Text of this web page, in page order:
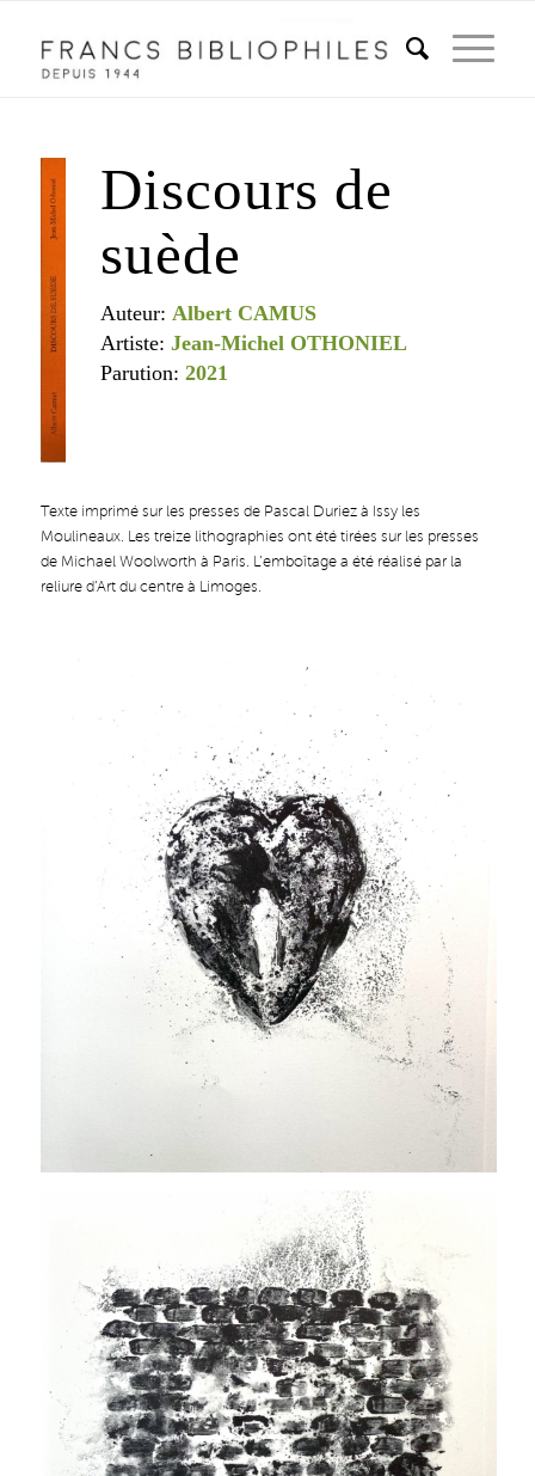
Discours de
suède
Auteur: Albert CAMUS
Artiste: Jean-Michel OTHONIEL
Parution: 2021
Texte imprimé sur les presses de Pascal Duriez à Issy les
Moulineaux. Les treize lithographies ont été tirées sur les presses
de Michael Woolworth à Paris. L’emboîtage a été réalisé par la
reliure d’Art du centre à Limoges.